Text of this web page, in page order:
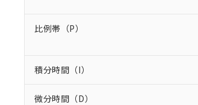
比例帯（P）
積分時間（I）
微分時間（D）